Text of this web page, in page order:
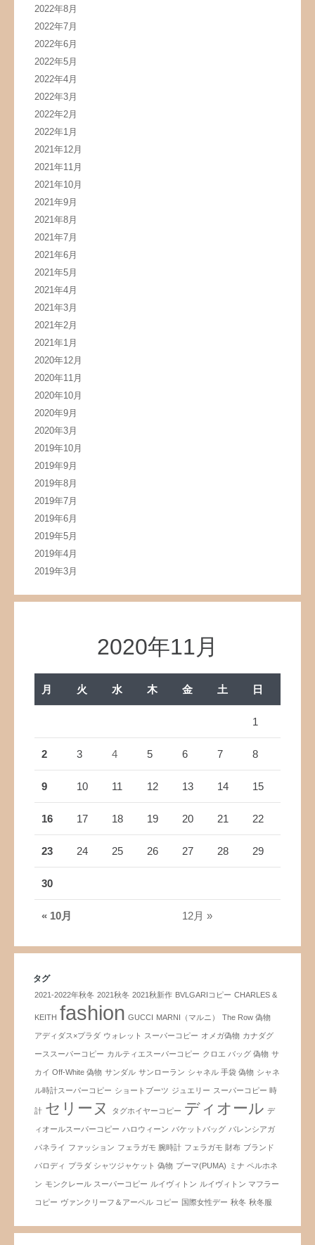
2022年8月
2022年7月
2022年6月
2022年5月
2022年4月
2022年3月
2022年2月
2022年1月
2021年12月
2021年11月
2021年10月
2021年9月
2021年8月
2021年7月
2021年6月
2021年5月
2021年4月
2021年3月
2021年2月
2021年1月
2020年12月
2020年11月
2020年10月
2020年9月
2020年3月
2019年10月
2019年9月
2019年8月
2019年7月
2019年6月
2019年5月
2019年4月
2019年3月
2020年11月
月 火 水 木 金 土 日
« 10月 12月 »
1
2 3 4 5 6 7 8
9 10 11 12 13 14 15
16 17 18 19 20 21 22
23 24 25 26 27 28 29
30
タグ
2021-2022年秋冬 2021秋冬 2021秋新作 BVLGARIコピー CHARLES &
KEITH fashion GUCCI MARNI（マルニ） The Row 偽物
アディダス×プラダ ウォレット スーパーコピー オメガ偽物 カナダグ
ーススーパーコピー カルティエスーパーコピー クロエ バッグ 偽物 サ
カイ Off-White 偽物 サンダル サンローラン シャネル 手袋 偽物 シャネ
ル時計スーパーコピー ショートブーツ ジュエリー スーパーコピー 時
計 セリーヌ タグホイヤーコピー ディオール デ
ィオールスーパーコピー ハロウィーン バケットバッグ バレンシアガ
パネライ ファッション フェラガモ 腕時計 フェラガモ 財布 ブランド
パロディ プラダ シャツジャケット 偽物 プーマ(PUMA) ミナ ペルホネ
ン モンクレール スーパーコピー ルイヴィトン ルイヴィトン マフラー
コピー ヴァンクリーフ＆アーペル コピー 国際女性デー 秋冬 秋冬服